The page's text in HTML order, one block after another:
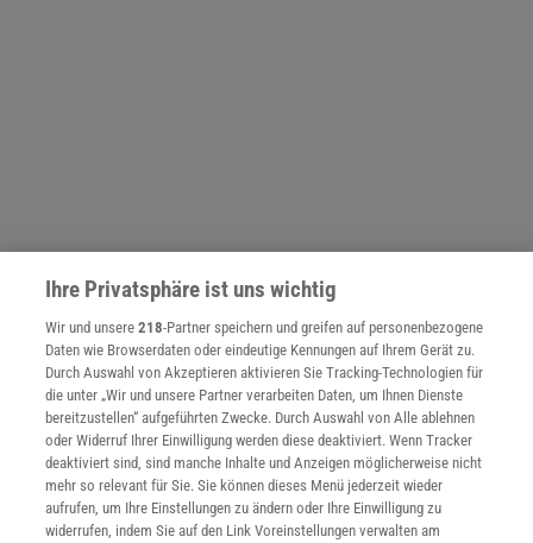
NACH OBEN
Für Sie im Spektrum-Shop und am Kiosk:
Ihre Privatsphäre ist uns wichtig
Wir und unsere218-Partner speichern und greifen auf personenbezogene
Daten wie Browserdaten oder eindeutige Kennungen auf Ihrem Gerät zu.
Durch Auswahl von Akzeptieren aktivieren Sie Tracking-Technologien für
die unter „Wir und unsere Partner verarbeiten Daten, um Ihnen Dienste
bereitzustellen“ aufgeführten Zwecke. Durch Auswahl von Alle ablehnen
oder Widerruf Ihrer Einwilligung werden diese deaktiviert. Wenn Tracker
deaktiviert sind, sind manche Inhalte und Anzeigen möglicherweise nicht
mehr so relevant für Sie. Sie können dieses Menü jederzeit wieder
aufrufen, um Ihre Einstellungen zu ändern oder Ihre Einwilligung zu
widerrufen, indem Sie auf den Link Voreinstellungen verwalten am